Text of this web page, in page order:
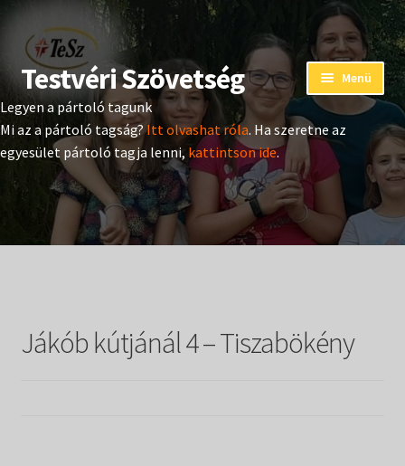
Ugrás
a
navigációhoz
Kilépés
a
tartalomba
Testvéri Szövetség Menü
Eseménynaptár
Adományozás
Pártoló tag belépés
menu
Kiadványok
Legyen a pártoló tagunk
Mi az a pártoló tagság?Itt olvashat róla. Ha szeretne az
egyesület pártoló tagja lenni, kattintson ide.
Jákób kútjánál 4 – Tiszabökény